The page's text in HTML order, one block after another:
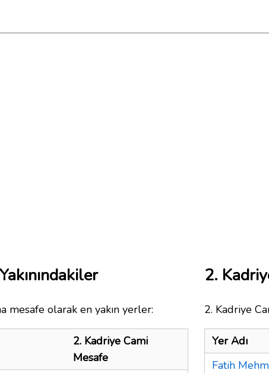
mesafe olarak en yakın yerler:
2. Kadriye Cami
Mesafe
2.
2. Kadriye
Yer Adı
Fatih